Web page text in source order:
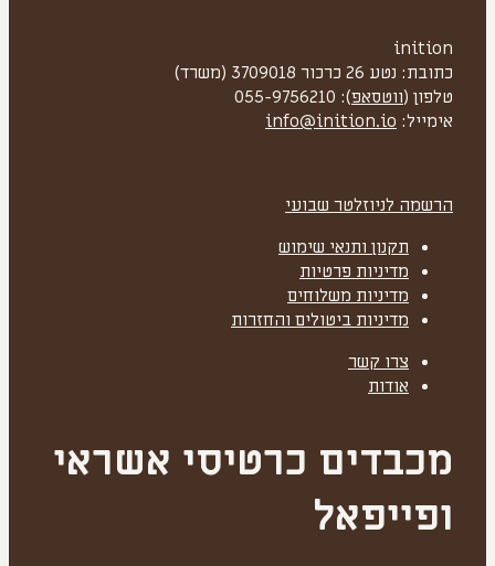
inition
כתובת: נטע 26 כרכור 3709018 (משרד)
טלפון (ווטסאפ): 055-9756210
אימייל: info@inition.io
הרשמה לניוזלטר שבועי
תקנון ותנאי שימוש
מדיניות פרטיות
מדיניות משלוחים
מדיניות ביטולים והחזרות
צרו קשר
אודות
מכבדים כרטיסי אשראי
ופייפאל